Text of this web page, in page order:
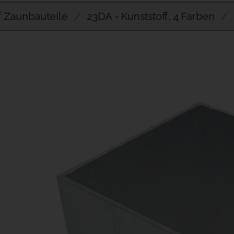
Zaunbauteile 23DA - Kunststoff, 4 Farben